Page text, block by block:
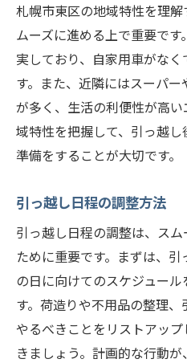
旧居の掃除と最終
引っ越し当日のス
荷物の搬出と搬入
引っ越し後のゴミ
荷物整理と不要品処分
践
不要品のリサイク
効率的な荷物整理
引っ越し前に知っ
大型家具や家電の
札幌市東区で利用
プ
札幌市東区の地域特性を理
ムーズに進める上で重要で
実しており、自家用車がな
す。また、近隣にはスーパ
が多く、生活の利便性が高
域特性を把握して、引っ越
準備をすることが大切です。
引っ越し日程の調整方法
引っ越し日程の調整は、ス
ために重要です。まずは、
の日に向けてのスケジュー
す。荷造りや不用品の整理、
やるべきことをリストアッ
きましょう。計画的な行動